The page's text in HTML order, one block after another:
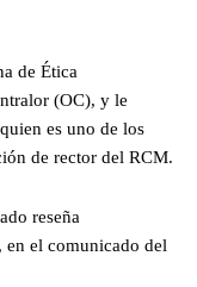
de Ética
(OC), y le
es uno de los
de rector del RCM.
reseña
en el comunicado del